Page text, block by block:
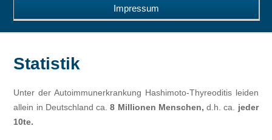
Impressum
Statistik
Unter der Autoimmunerkrankung Hashimoto-Thyreoditis leiden
allein in Deutschland ca. 8 Millionen Menschen,d.h. ca.
jeder
10te.